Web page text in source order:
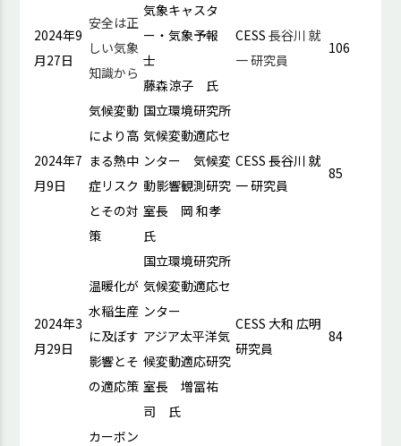
2024年9
月27日
安全は正
しい気象
知識から
気象キャスタ
ー・気象予報
士
藤森涼子 氏
CESS長谷川 就
一 研究員
106
2024年7
月9日
気候変動
により高
まる熱中
症リスク
とその対
策
国立環境研究所
気候変動適応セ
ンター 気候変
動影響観測研究
室長 岡 和孝
氏
CESS 長谷川 就
一 研究員
85
2024年3
月29日
温暖化が
水稲生産
に及ぼす
影響とそ
の適応策
国立環境研究所
気候変動適応セ
ンター
アジア太平洋気
候変動適応研究
室長 増冨祐
司 氏
CESS 大和 広明
研究員
84
カーボン